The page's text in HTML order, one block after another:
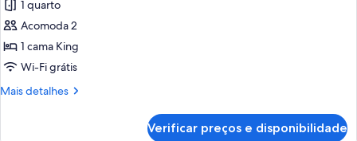
fotos
de
Suíte
júnior
1 quarto
Acomoda 2
1 cama King
Wi-Fi grátis
Mais detalhes
Mais
Verificar preços e disponibilidade